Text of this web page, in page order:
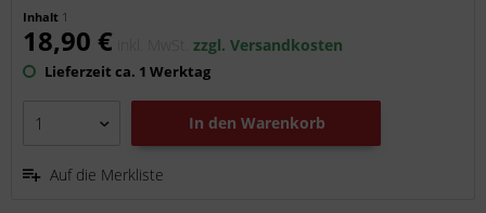
Inhalt 1
18,90 € inkl. MwSt.zzgl. Versandkosten
Lieferzeit ca. 1 Werktag
In den Warenkorb
Auf die Merkliste